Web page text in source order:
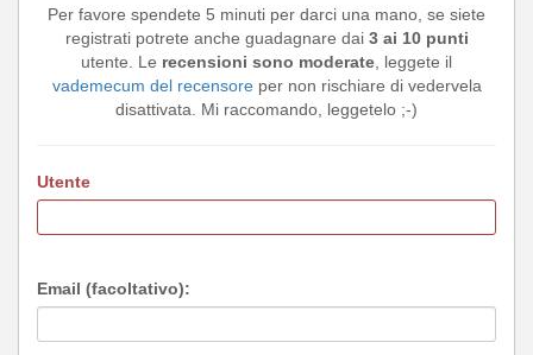
Per favore spendete 5 minuti per darci una mano, se siete
registrati potrete anche guadagnare dai 3 ai 10 punti
utente. Le recensioni sono moderate , leggete il
vademecum del recensoreper non rischiare di vedervela
disattivata. Mi raccomando, leggetelo ;-)
Utente
Email (facoltativo):